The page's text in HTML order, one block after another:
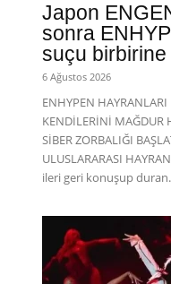
Japon
sonra
suçu birbirine
6 Ağustos 2026
ENHYPEN
KENDİLERİNİ MAĞDUR
SİBER ZORBALIĞI
ULUSLARARASI
ileri geri konuşup